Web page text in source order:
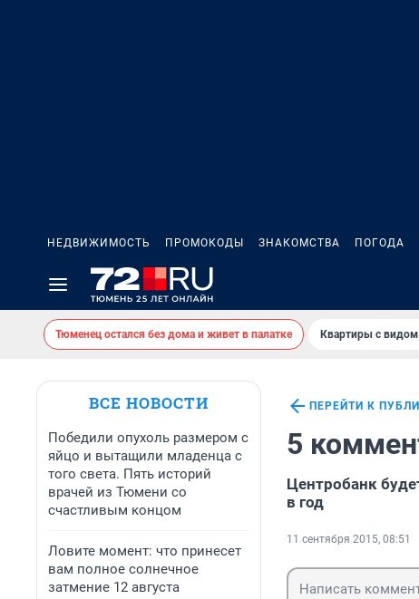
НЕДВИЖИМОСТЬ ПРОМОКОДЫ ЗНАКОМСТВА ПОГОДА
Тюменец остался без дома и живет в палатке Квартиры с видом
ВСЕ НОВОСТИ
Победили опухоль размером с
яйцо и вытащили младенца с
того света. Пять историй
врачей из Тюмени со
счастливым концом
Ловите момент: что принесет
вам полное солнечное
затмение 12 августа
ПЕРЕЙТИ К
5
Центробанк
в год
11 сентября 2015, 08:51